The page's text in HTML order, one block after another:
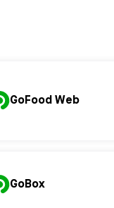
GoFood Web
GoBox